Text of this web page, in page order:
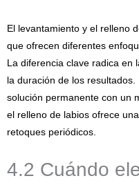
El levantamiento y el relleno
que ofrecen diferentes
La diferencia clave radica en
la duración de los
solución permanente con un
el relleno de labios ofrece
retoques periódicos.
4.2 Cuándo